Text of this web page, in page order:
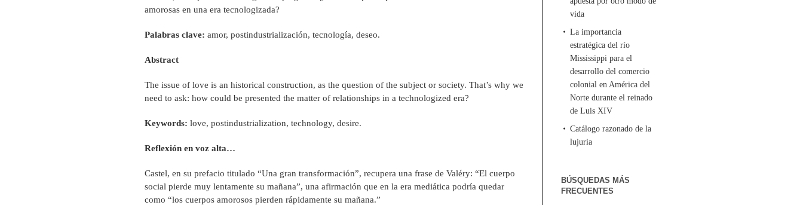
amorosas en una era tecnologizada?
Palabras clave: amor, postindustrialización, tecnología, deseo.
Abstract
The issue of love is an historical construction, as the question of the subject or society. That’s why we
need to ask: how could be presented the matter of relationships in a technologized era?
Keywords: love, postindustrialization, technology, desire.
Reflexión en voz alta…
Castel, en su prefacio titulado “Una gran transformación”, recupera una frase de Valéry: “El cuerpo
social pierde muy lentamente su mañana”, una afirmación que en la era mediática podría quedar
como “los cuerpos amorosos pierden rápidamente su mañana.”
vida
La importancia
estratégica del río
Mississippi para el
desarrollo del comercio
colonial en América del
Norte durante el reinado
de Luis XIV
Catálogo razonado de la
lujuria
BÚSQUEDAS MÁS
FRECUENTES